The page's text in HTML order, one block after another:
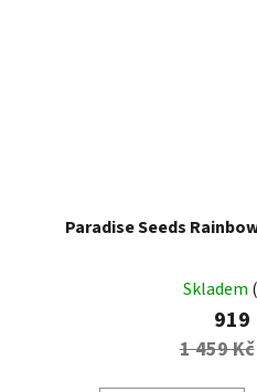
Paradise Seeds
Skladem
919
1 459 Kč